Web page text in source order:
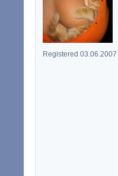
Registered 03.06.2007